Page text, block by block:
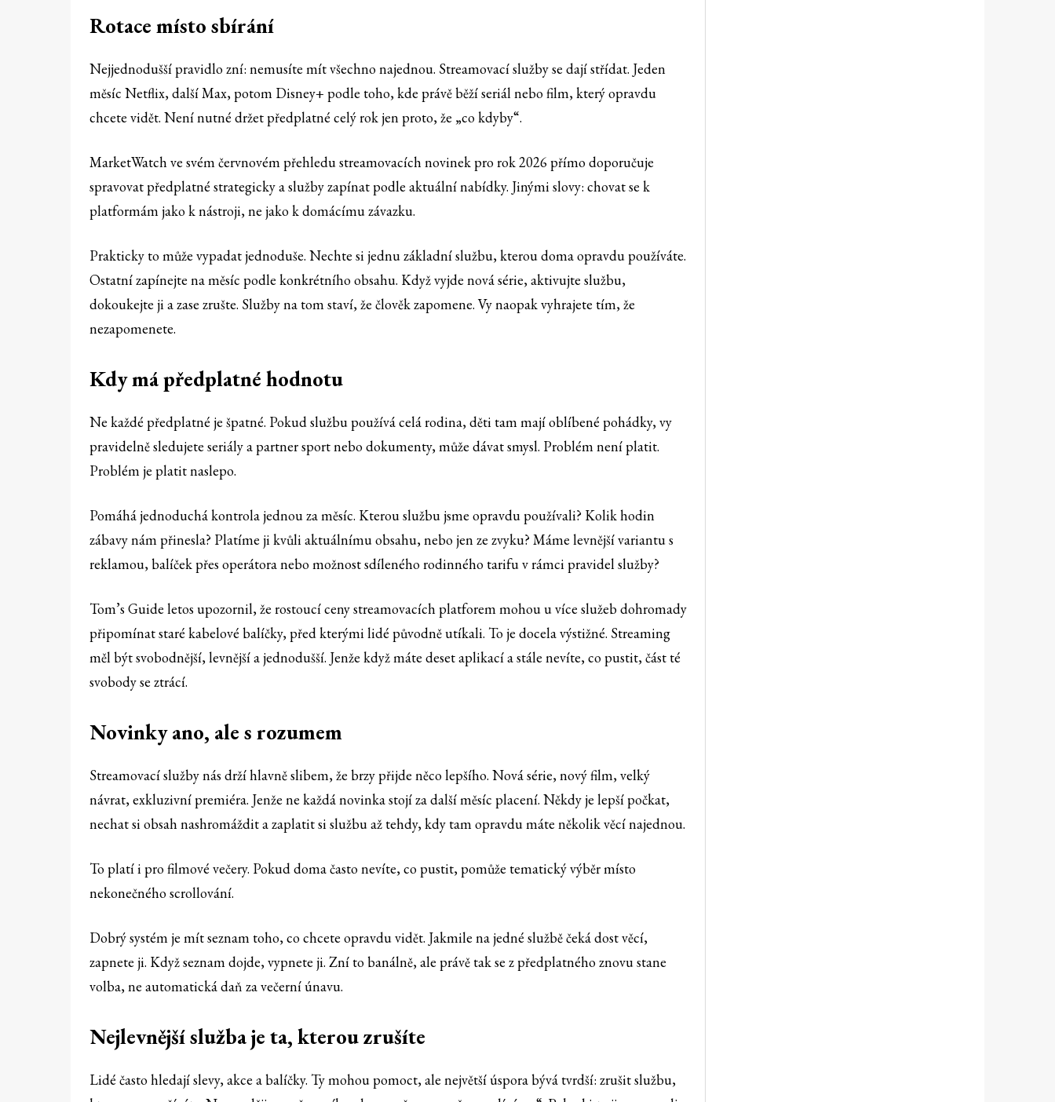
Rotace místo sbírání
Nejjednodušší pravidlo zní: nemusíte mít všechno najednou. Streamovací služby se dají střídat. Jeden
měsíc Netflix, další Max, potom Disney+ podle toho, kde právě běží seriál nebo film, který opravdu
chcete vidět. Není nutné držet předplatné celý rok jen proto, že „co kdyby“.
MarketWatch ve svém červnovém přehledu streamovacích novinek pro rok 2026 přímo doporučuje
spravovat předplatné strategicky a služby zapínat podle aktuální nabídky. Jinými slovy: chovat se k
platformám jako k nástroji, ne jako k domácímu závazku.
Prakticky to může vypadat jednoduše. Nechte si jednu základní službu, kterou doma opravdu používáte.
Ostatní zapínejte na měsíc podle konkrétního obsahu. Když vyjde nová série, aktivujte službu,
dokoukejte ji a zase zrušte. Služby na tom staví, že člověk zapomene. Vy naopak vyhrajete tím, že
nezapomenete.
Kdy má předplatné hodnotu
Ne každé předplatné je špatné. Pokud službu používá celá rodina, děti tam mají oblíbené pohádky, vy
pravidelně sledujete seriály a partner sport nebo dokumenty, může dávat smysl. Problém není platit.
Problém je platit naslepo.
Pomáhá jednoduchá kontrola jednou za měsíc. Kterou službu jsme opravdu používali? Kolik hodin
zábavy nám přinesla? Platíme ji kvůli aktuálnímu obsahu, nebo jen ze zvyku? Máme levnější variantu s
reklamou, balíček přes operátora nebo možnost sdíleného rodinného tarifu v rámci pravidel služby?
Tom’s Guide letos upozornil, že rostoucí ceny streamovacích platforem mohou u více služeb dohromady
připomínat staré kabelové balíčky, před kterými lidé původně utíkali. To je docela výstižné. Streaming
měl být svobodnější, levnější a jednodušší. Jenže když máte deset aplikací a stále nevíte, co pustit, část té
svobody se ztrácí.
Novinky ano, ale s rozumem
Streamovací služby nás drží hlavně slibem, že brzy přijde něco lepšího. Nová série, nový film, velký
návrat, exkluzivní premiéra. Jenže ne každá novinka stojí za další měsíc placení. Někdy je lepší počkat,
nechat si obsah nashromáždit a zaplatit si službu až tehdy, kdy tam opravdu máte několik věcí najednou.
To platí i pro filmové večery. Pokud doma často nevíte, co pustit, pomůže tematický výběr místo
nekonečného scrollování.
Dobrý systém je mít seznam toho, co chcete opravdu vidět. Jakmile na jedné službě čeká dost věcí,
zapnete ji. Když seznam dojde, vypnete ji. Zní to banálně, ale právě tak se z předplatného znovu stane
volba, ne automatická daň za večerní únavu.
Nejlevnější služba je ta, kterou zrušíte
Lidé často hledají slevy, akce a balíčky. Ty mohou pomoct, ale největší úspora bývá tvrdší: zrušit službu,